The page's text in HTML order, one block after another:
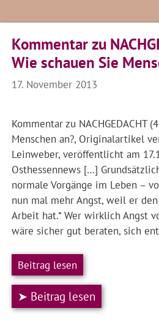
Kommentar zu
Wie schauen Sie
17. November 2013
Kommentar zu NACHGEDACHT
Menschen an?, Originalartikel
Leinweber, veröffentlicht am
Osthessennews […]
normale Vorgänge im Leben –
nun mal mehr Angst, weil er
Arbeit hat.* Wer wirklich Angst
wäre sicher gut beraten, sich
Beitrag lesen
➤ Beitrag lesen